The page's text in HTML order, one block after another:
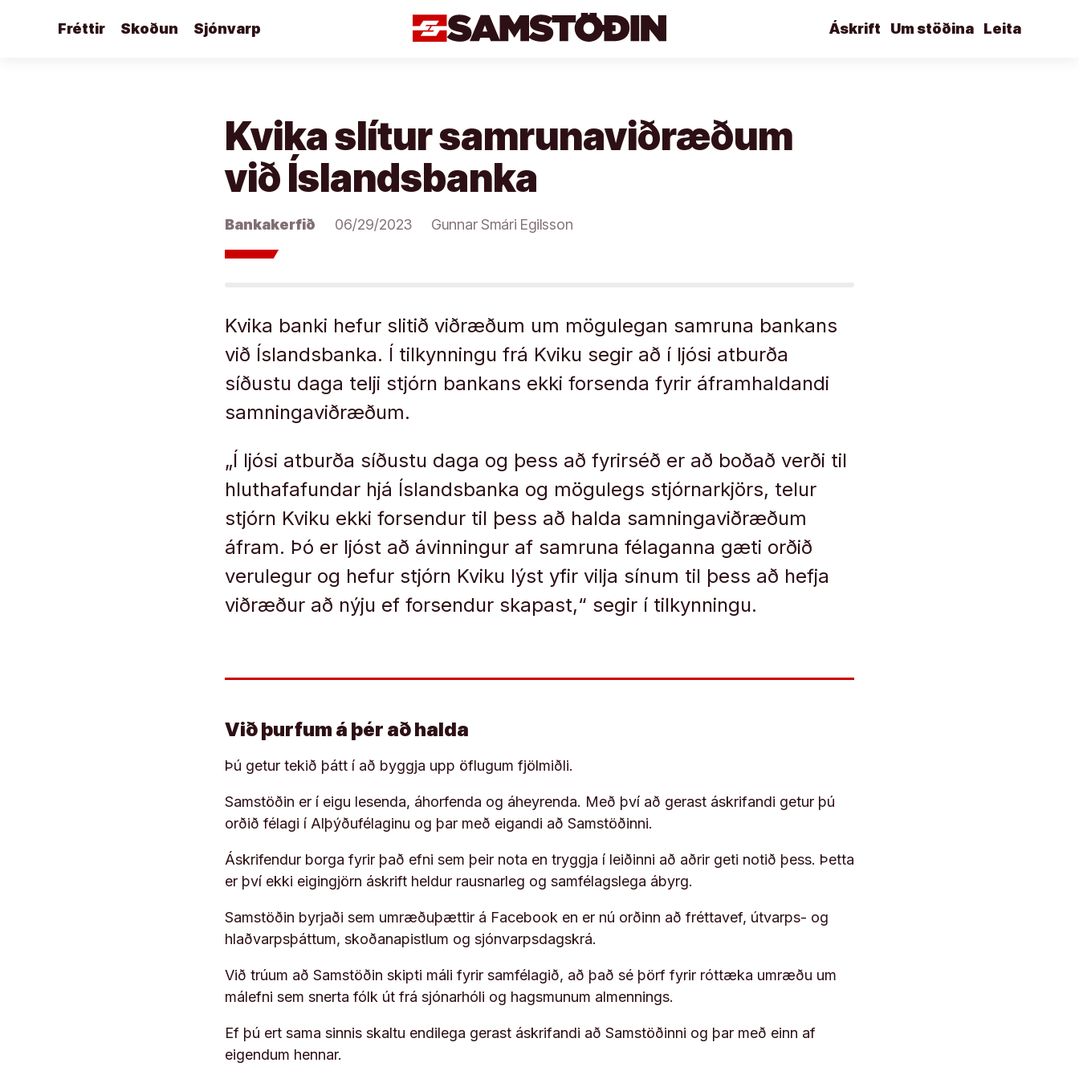
Fréttir Skoðun Sjónvarp Leita
Um stöðina
Áskrift
Kvika slítur samrunaviðræðum
við Íslandsbanka
Bankakerfið 06/29/2023 Gunnar Smári Egilsson
Kvika banki hefur slitið viðræðum um mögulegan samruna bankans
við Íslandsbanka. Í tilkynningu frá Kviku segir að í ljósi atburða
síðustu daga telji stjórn bankans ekki forsenda fyrir áframhaldandi
samningaviðræðum.
„Í ljósi atburða síðustu daga og þess að fyrirséð er að boðað verði til
hluthafafundar hjá Íslandsbanka og mögulegs stjórnarkjörs, telur
stjórn Kviku ekki forsendur til þess að halda samningaviðræðum
áfram. Þó er ljóst að ávinningur af samruna félaganna gæti orðið
verulegur og hefur stjórn Kviku lýst yfir vilja sínum til þess að hefja
viðræður að nýju ef forsendur skapast,“ segir í tilkynningu.
Við þurfum á þér að halda
Þú getur tekið þátt í að byggja upp öflugum fjölmiðli.
Samstöðin er í eigu lesenda, áhorfenda og áheyrenda. Með því að gerast áskrifandi getur þú
orðið félagi í Alþýðufélaginu og þar með eigandi að Samstöðinni.
Áskrifendur borga fyrir það efni sem þeir nota en tryggja í leiðinni að aðrir geti notið þess. Þetta
er því ekki eigingjörn áskrift heldur rausnarleg og samfélagslega ábyrg.
Samstöðin byrjaði sem umræðuþættir á Facebook en er nú orðinn að fréttavef, útvarps- og
hlaðvarpsþáttum, skoðanapistlum og sjónvarpsdagskrá.
Við trúum að Samstöðin skipti máli fyrir samfélagið, að það sé þörf fyrir róttæka umræðu um
málefni sem snerta fólk út frá sjónarhóli og hagsmunum almennings.
Ef þú ert sama sinnis skaltu endilega gerast áskrifandi að Samstöðinni og þar með einn af
eigendum hennar.